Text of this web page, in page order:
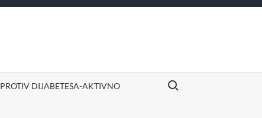
PROTIV DIJABETESA-AKTIVNO
Search for: